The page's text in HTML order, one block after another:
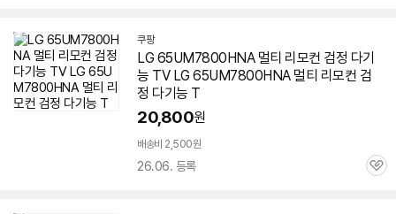
쿠팡
LG 65UM7800HNA멀티 리모컨 검정 다기
능 TV LG 65UM7800HNA멀티 리모컨 검
정 다기능 T
20,800원
배송비 2,500원
26.06. 등록
관